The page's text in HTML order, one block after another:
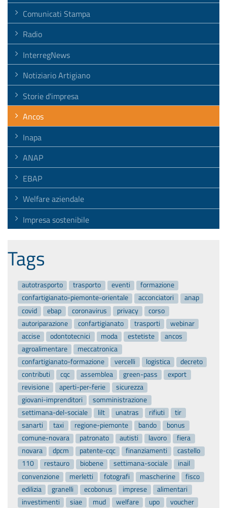
Comunicati Stampa
Radio
InterregNews
Notiziario Artigiano
Storie d'impresa
Ancos
Inapa
ANAP
EBAP
Welfare aziendale
Impresa sostenibile
Tags
autotrasporto trasporto eventi
formazione
confartigianato-piemonte-orientale
acconciatori
anap
covid
ebap coronavirus privacy
corso
autoriparazione
confartigianato trasporti
webinar
accise
odontotecnici moda estetiste
ancos
agroalimentare
meccatronica
confartigianato-formazione
vercelli logistica
decreto
contributi
cqc assemblea green-pass
export
revisione
aperti-per-ferie
sicurezza
giovani-imprenditori
somministrazione
settimana-del-sociale
lilt unatras rifiuti
tir
sanarti
taxi regione-piemonte bando
bonus
comune-novara
patronato autisti lavoro
fiera
novara
dpcm patente-cqc finanziamenti
castello
110
restauro biobene settimana-sociale
inail
convenzione
merletti fotografi mascherine
fisco
edilizia
granelli ecobonus imprese
alimentari
investimenti
siae mud welfare upo voucher